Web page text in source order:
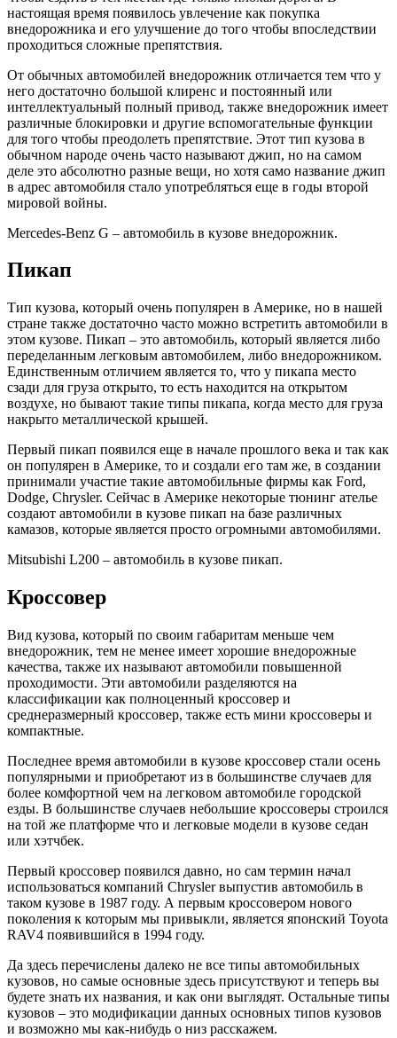
настоящая время появилось увлечение как покупка
внедорожника и его улучшение до того чтобы впоследствии
проходиться сложные препятствия.
От обычных автомобилей внедорожник отличается тем что у
него достаточно большой клиренс и постоянный или
интеллектуальный полный привод, также внедорожник имеет
различные блокировки и другие вспомогательные функции
для того чтобы преодолеть препятствие. Этот тип кузова в
обычном народе очень часто называют джип, но на самом
деле это абсолютно разные вещи, но хотя само название джип
в адрес автомобиля стало употребляться еще в годы второй
мировой войны.
Mercedes-Benz G – автомобиль в кузове внедорожник.
Пикап
Тип кузова, который очень популярен в Америке, но в нашей
стране также достаточно часто можно встретить автомобили в
этом кузове. Пикап – это автомобиль, который является либо
переделанным легковым автомобилем, либо внедорожником.
Единственным отличием является то, что у пикапа место
сзади для груза открыто, то есть находится на открытом
воздухе, но бывают такие типы пикапа, когда место для груза
накрыто металлической крышей.
Первый пикап появился еще в начале прошлого века и так как
он популярен в Америке, то и создали его там же, в создании
принимали участие такие автомобильные фирмы как Ford,
Dodge, Chrysler. Сейчас в Америке некоторые тюнинг ателье
создают автомобили в кузове пикап на базе различных
камазов, которые является просто огромными автомобилями.
Mitsubishi L200 – автомобиль в кузове пикап.
Кроссовер
Вид кузова, который по своим габаритам меньше чем
внедорожник, тем не менее имеет хорошие внедорожные
качества, также их называют автомобили повышенной
проходимости. Эти автомобили разделяются на
классификации как полноценный кроссовер и
среднеразмерный кроссовер, также есть мини кроссоверы и
компактные.
Последнее время автомобили в кузове кроссовер стали осень
популярными и приобретают из в большинстве случаев для
более комфортной чем на легковом автомобиле городской
езды. В большинстве случаев небольшие кроссоверы строился
на той же платформе что и легковые модели в кузове седан
или хэтчбек.
Первый кроссовер появился давно, но сам термин начал
использоваться компаний Chrysler выпустив автомобиль в
таком кузове в 1987 году. А первым кроссовером нового
поколения к которым мы привыкли, является японский Toyota
RAV4 появившийся в 1994 году.
Да здесь перечислены далеко не все типы автомобильных
кузовов, но самые основные здесь присутствуют и теперь вы
будете знать их названия, и как они выглядят. Остальные типы
кузовов – это модификации данных основных типов кузовов
и возможно мы как-нибудь о низ расскажем.